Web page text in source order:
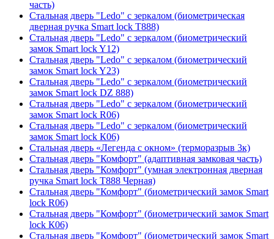
часть)
Стальная дверь "Ledo" с зеркалом (биометрическая
дверная ручка Smart lock T888)
Стальная дверь "Ledo" с зеркалом (биометрический
замок Smart lock Y12)
Стальная дверь "Ledo" с зеркалом (биометрический
замок Smart lock Y23)
Стальная дверь "Ledo" с зеркалом (биометрический
замок Smart lock DZ 888)
Стальная дверь "Ledo" с зеркалом (биометрический
замок Smart lock R06)
Стальная дверь "Ledo" с зеркалом (биометрический
замок Smart lock К06)
Стальная дверь «Легенда с окном» (терморазрыв 3к)
Стальная дверь "Комфорт" (адаптивная замковая часть)
Стальная дверь "Комфорт" (умная электронная дверная
ручка Smart lock T888 Черная)
Стальная дверь "Комфорт" (биометрический замок Smart
lock R06)
Стальная дверь "Комфорт" (биометрический замок Smart
lock К06)
Стальная дверь "Комфорт" (биометрический замок Smart